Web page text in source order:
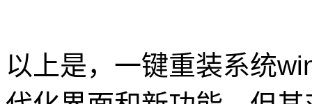
以上是，一键重装系统